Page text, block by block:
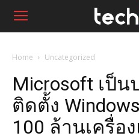
Home Uncategorized
Microsoft เป็น
ติดตั้ง
100 ล้านเครื่อ